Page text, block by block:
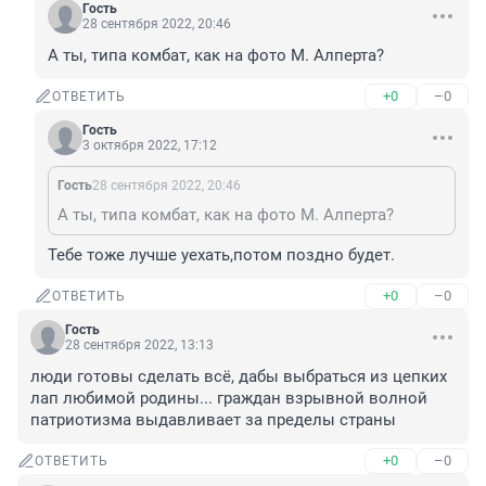
Гость
28 сентября 2022, 20:46
А ты, типа комбат, как на фото М. Алперта?
ОТВЕТИТЬ +0 –0
Гость
3 октября 2022, 17:12
Гость28 сентября 2022, 20:46
А ты, типа комбат, как на фото М. Алперта?
Тебе тоже лучше уехать,потом поздно будет.
ОТВЕТИТЬ +0 –0
Гость
28 сентября 2022, 13:13
люди готовы сделать всё, дабы выбраться из цепких
лап любимой родины... граждан взрывной волной
патриотизма выдавливает за пределы страны
ОТВЕТИТЬ +0 –0